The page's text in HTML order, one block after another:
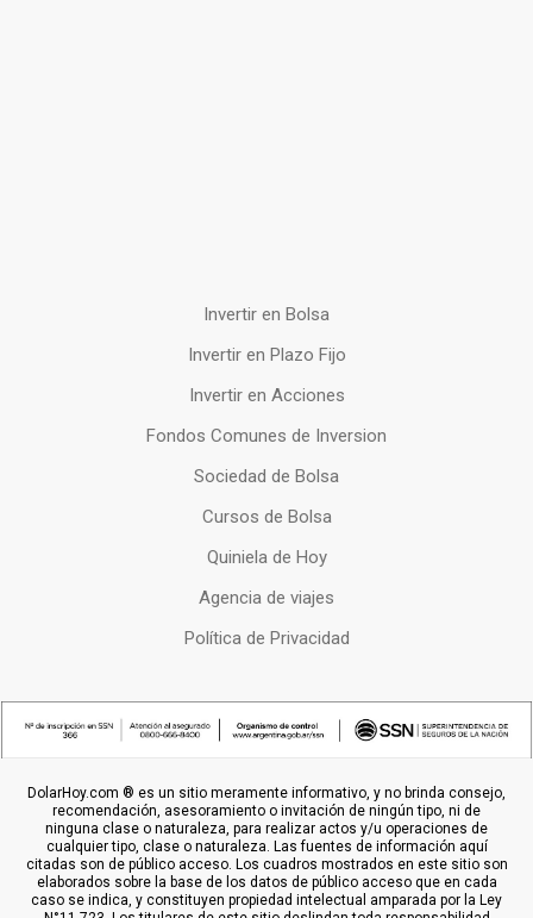
Invertir en Bolsa
Invertir en Plazo Fijo
Invertir en Acciones
Fondos Comunes de Inversion
Sociedad de Bolsa
Cursos de Bolsa
Quiniela de Hoy
Agencia de viajes
Política de Privacidad
DolarHoy.com ® es un sitio meramente informativo, y no brinda consejo,
recomendación, asesoramiento o invitación de ningún tipo, ni de
ninguna clase o naturaleza, para realizar actos y/u operaciones de
cualquier tipo, clase o naturaleza. Las fuentes de información aquí
citadas son de público acceso. Los cuadros mostrados en este sitio son
elaborados sobre la base de los datos de público acceso que en cada
caso se indica, y constituyen propiedad intelectual amparada por la Ley